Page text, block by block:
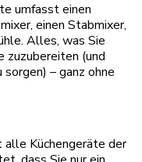
umfasst einen
einen Stabmixer,
Alles, was Sie
zuzubereiten (und
– ganz ohne
alle Küchengeräte der